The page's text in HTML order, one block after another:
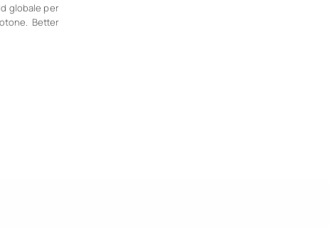
globale per
Better